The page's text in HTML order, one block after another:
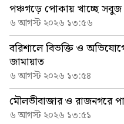
পঞ্চগড়ে পোকায় খাচ্ছে সবুজ
৬ আগস্ট ২০২৬ ১৩:৫৬
বরিশালে বিভক্তি ও
জামায়াত
৬ আগস্ট ২০২৬ ১৩:৫৪
মৌলভীবাজার ও রাজনগরে
৬ আগস্ট ২০২৬ ১৩:৫১